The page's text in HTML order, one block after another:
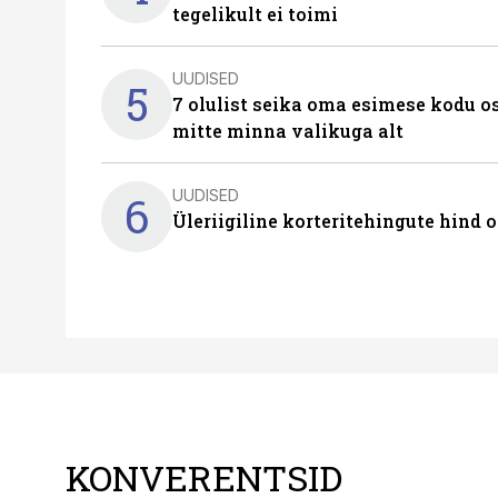
tegelikult ei toimi
5 UUDISED
7 olulist seika oma esimese kodu
mitte minna valikuga alt
6 UUDISED
Üleriigiline korteritehingute hind
KONVERENTSID